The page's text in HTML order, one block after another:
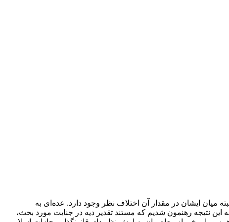
میان ایشان در مقدار آن اختلاف نظر وجود دارد. عده‌ای به
نتیجه رهنمون شدیم که مستند تقدیر دیه در جنایت مورد بحث،